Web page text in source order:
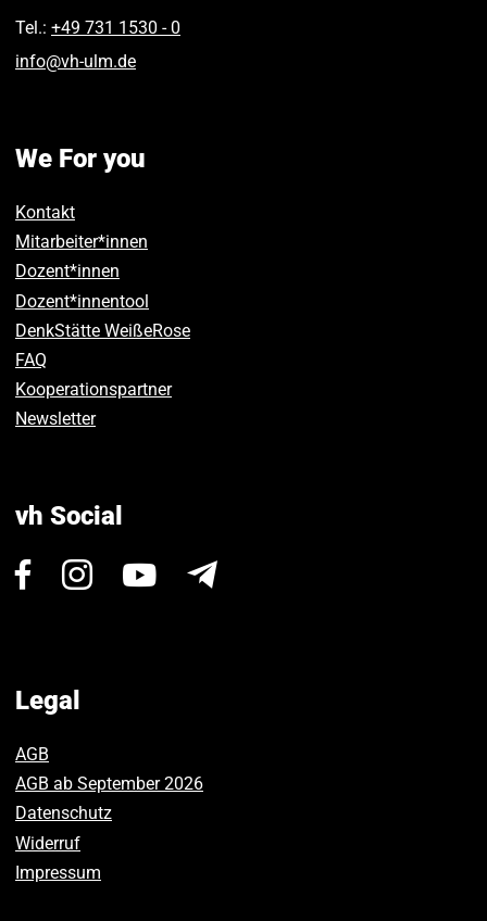
Tel.: +49 731 1530 ‑ 0
info@vh-ulm.de
We For you
Kontakt
Mitarbeiter*innen
Dozent*innen
Dozent*innentool
DenkStätte WeißeRose
FAQ
Kooperationspartner
Newsletter
vh Social
Visit Visit
Visit
Legal
AGB
AGB ab September 2026
Datenschutz
Widerruf
Impressum